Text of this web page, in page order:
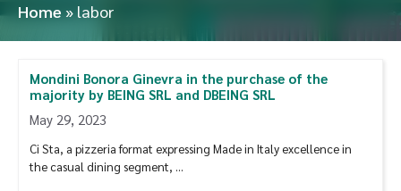
Home » labor
Mondini Bonora Ginevra in the purchase of the
majority by BEING SRL and DBEING SRL
May 29, 2023
Ci Sta, a pizzeria format expressing Made in Italy excellence in
the casual dining segment, …